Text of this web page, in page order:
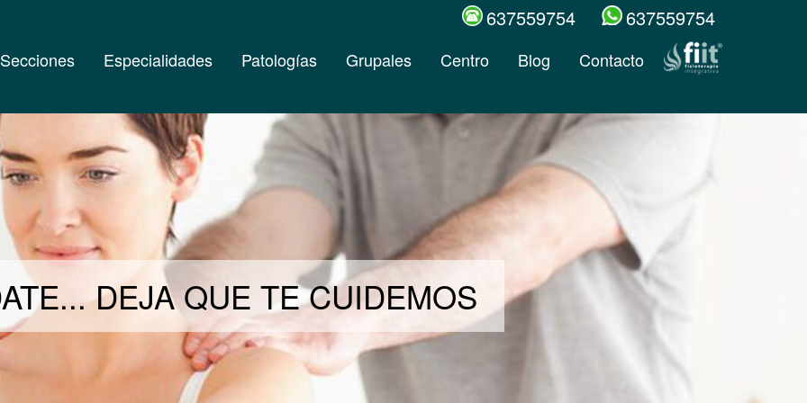
637559754 637559754
Secciones Especialidades Patologías Grupales Centro Blog Contacto
DEJA QUE TE CUIDEMOS